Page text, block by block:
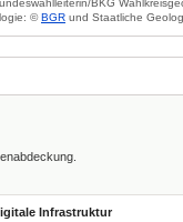
BKG
©BGR und Staatliche
Infrastruktur